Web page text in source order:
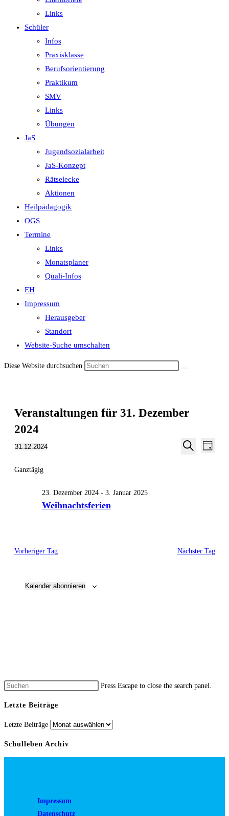
Links
Schüler
Infos
Praxisklasse
Berufsorientierung
Praktikum
SMV
Links
Übungen
JaS
Jugendsozialarbeit
JaS-Konzept
Rätselecke
Aktionen
Heilpädagogik
OGS
Termine
Links
Monatsplaner
Quali-Infos
EH
Impressum
Herausgeber
Standort
Website-Suche umschalten
Diese Website durchsuchen
Veranstaltungen für 31. Dezember
2024
Tag
31.12.2024
wählen.
Ganztägig
Weihnachtsferien
23. Dezember 2024- 3. Januar 2025
Vorheriger Tag Nächster Tag
Kalender abonnieren
Press Escape to close the search panel.
Letzte Beiträge
Letzte Beiträge
Schulleben Archiv
Impressum
Datenschutz